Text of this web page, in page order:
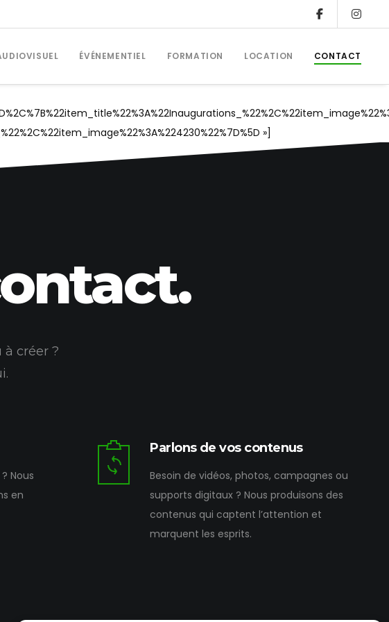
ÉVÉNEMENTIEL FORMATION LOCATION CONTACT
»]
créer ?
Nous
en
Parlons de vos contenus
Besoin de vidéos, photos, campagnes ou
supports digitaux ? Nous produisons des
contenus qui captent l’attention et
marquent les esprits.